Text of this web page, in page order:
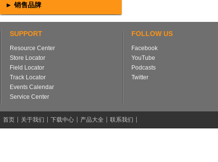
► 销售品牌
SUPPORT
Resource Center
Store Locator
Field Locator
Track Locator
Events Calendar
Service Center
FOLLOW US
Facebook
YouTube
Podcasts
Twitter
首页 关于我们 下载中心 产品大全 联系我们